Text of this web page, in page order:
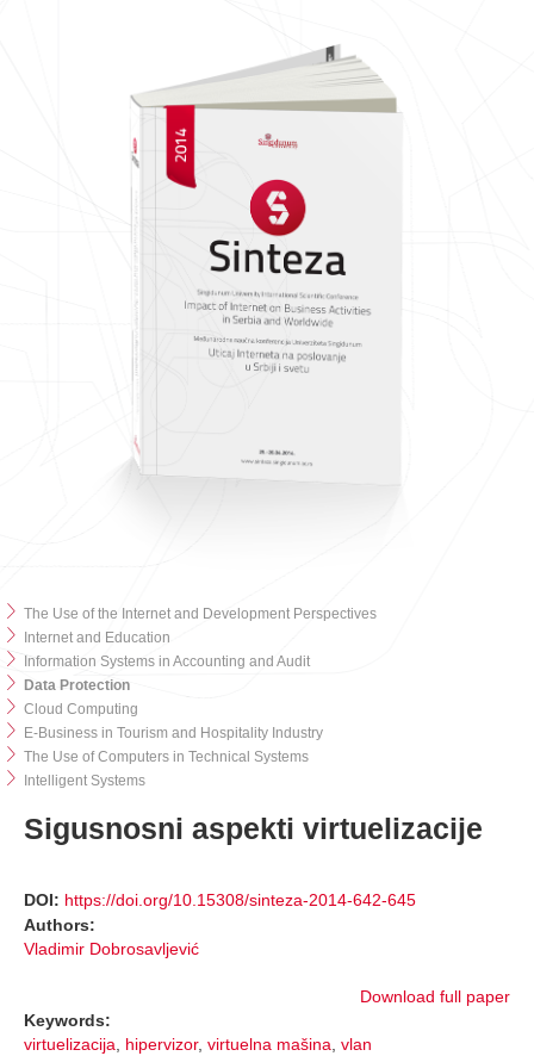
The Use of the Internet and Development Perspectives
Internet and Education
Information Systems in Accounting and Audit
Data Protection
Cloud Computing
E-Business in Tourism and Hospitality Industry
The Use of Computers in Technical Systems
Intelligent Systems
Sigusnosni aspekti virtuelizacije
DOI: https://doi.org/10.15308/sinteza-2014-642-645
Authors:
Vladimir Dobrosavljević
Download full paper
Keywords:
virtuelizacija, hipervizor, virtuelna mašina, vlan